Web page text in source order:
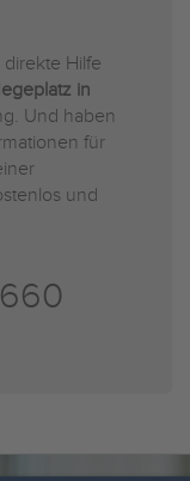
Hilfe
in
Und haben
für
und